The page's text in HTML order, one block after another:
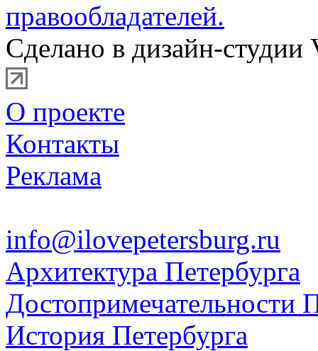
правообладателей.
Сделано в дизайн-студии
О проекте
Контакты
Реклама
info@ilovepetersburg.ru
Архитектура Петербурга
Достопримечательности
История Петербурга